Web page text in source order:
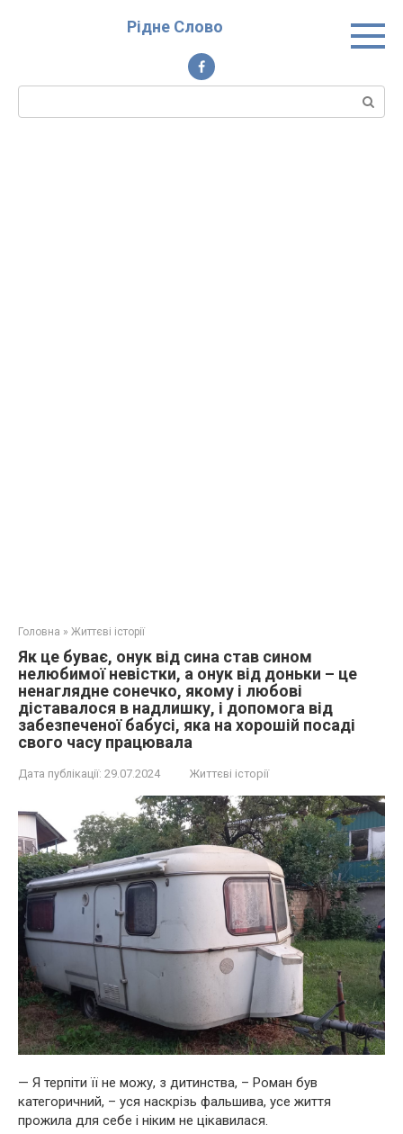
Рідне Слово
Пошук:
Головна » Життєві історії
Як це буває, онук від сина став сином
нелюбимої невістки, а онук від доньки – це
ненаглядне сонечко, якому і любові
діставалося в надлишку, і допомога від
забезпеченої бабусі, яка на хорошій посаді
свого часу працювала
Дата публікації: 29.07.2024 Життєві історії
— Я терпіти її не можу, з дитинства, – Роман був
категоричний, – уся наскрізь фальшива, усе життя
прожила для себе і ніким не цікавилася.